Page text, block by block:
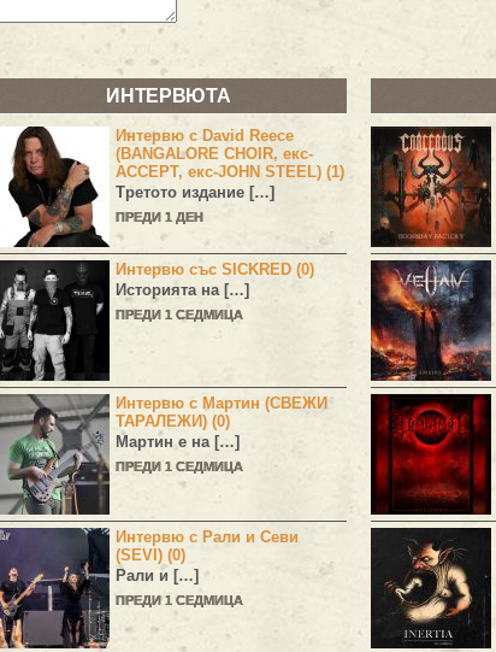
ИНТЕРВЮТА
Интервю с David Reece
(BANGALORE CHOIR, екс-
ACCEPT, екс-JOHN STEEL) (1)
Третото издание […]
ПРЕДИ 1 ДЕН
Интервю със SICKRED (0)
Историята на […]
ПРЕДИ 1 СЕДМИЦА
Интервю с Мартин (СВЕЖИ
ТАРАЛЕЖИ) (0)
Мартин е на […]
ПРЕДИ 1 СЕДМИЦА
Интервю с Рали и Севи
(SEVI) (0)
Рали и […]
ПРЕДИ 1 СЕДМИЦА